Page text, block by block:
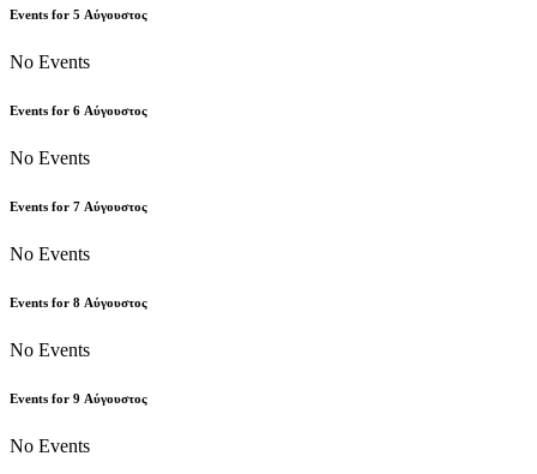
Events for 5 Αύγουστος
No Events
Events for 6 Αύγουστος
No Events
Events for 7 Αύγουστος
No Events
Events for 8 Αύγουστος
No Events
Events for 9 Αύγουστος
No Events